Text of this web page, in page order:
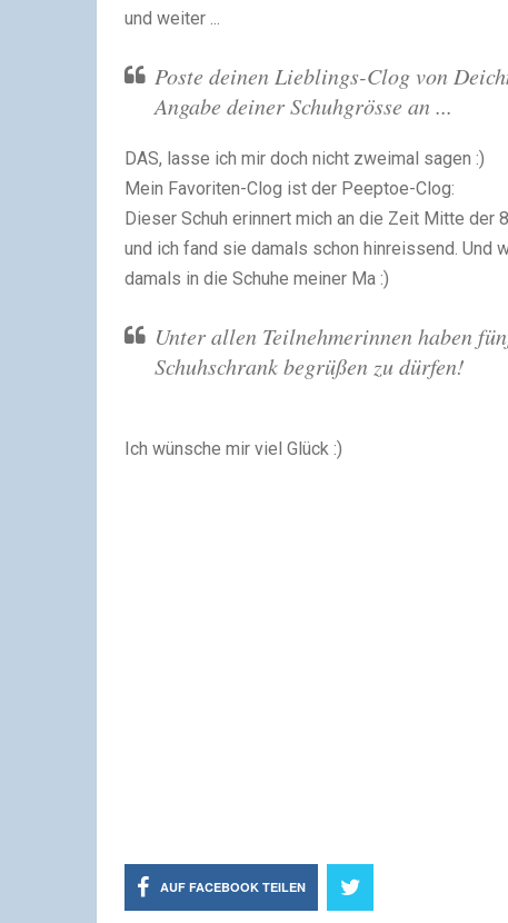
und weiter ...
Poste deinen Lieblings-Clog von
Angabe deiner Schuhgrösse an ...
DAS, lasse ich mir doch nicht zweimal sagen :)
Mein Favoriten-Clog ist der Peeptoe-Clog:
Dieser Schuh erinnert mich an die Zeit Mitte der
und ich fand sie damals schon hinreissend. Und
damals in die Schuhe meiner Ma :)
Unter allen Teilnehmerinnen haben
Schuhschrank begrüßen zu dürfen!
Ich wünsche mir viel Glück :)
AUF FACEBOOK TEILEN